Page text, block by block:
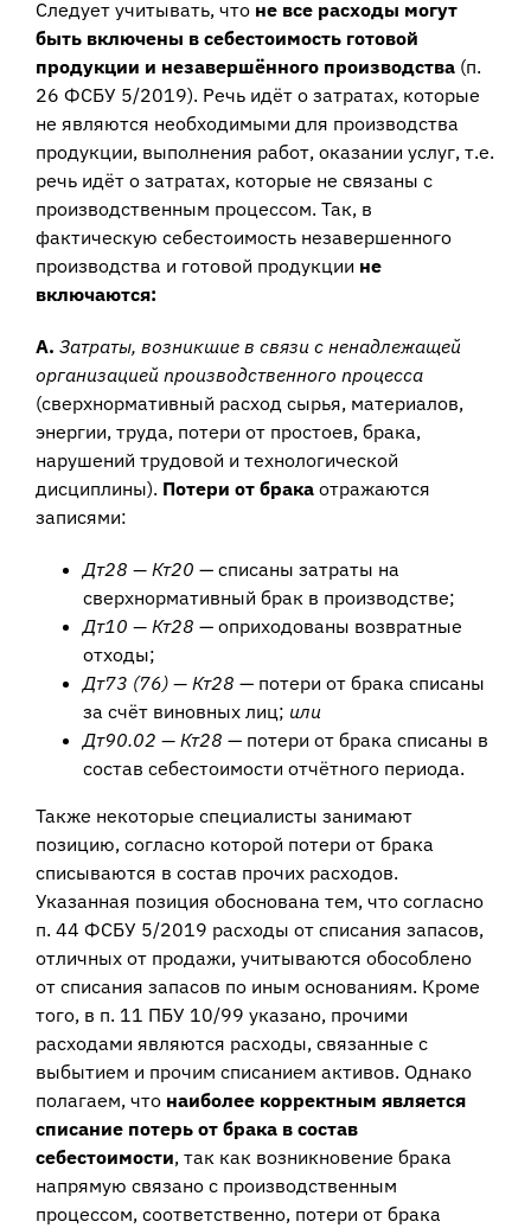
Следует учитывать, что не все расходы могут
быть включены в себестоимость готовой
продукции и незавершённого производства(п.
26 ФСБУ 5/2019). Речь идёт о затратах, которые
не являются необходимыми для производства
продукции, выполнения работ, оказании услуг, т.е.
речь идёт о затратах, которые не связаны с
производственным процессом. Так, в
фактическую себестоимость незавершенного
производства и готовой продукции не
включаются:
А. Затраты, возникшие в связи с ненадлежащей
организацией производственного процесса
(сверхнормативный расход сырья, материалов,
энергии, труда, потери от простоев, брака,
нарушений трудовой и технологической
дисциплины). Потери от бракаотражаются
записями:
Дт28 — Кт20 — списаны затраты на
сверхнормативный брак в производстве;
Дт10 — Кт28 — оприходованы возвратные
отходы;
Дт73 (76) — Кт28 — потери от брака списаны
за счёт виновных лиц; или
Дт90.02 — Кт28 — потери от брака списаны в
состав себестоимости отчётного периода.
Также некоторые специалисты занимают
позицию, согласно которой потери от брака
списываются в состав прочих расходов.
Указанная позиция обоснована тем, что согласно
п. 44 ФСБУ 5/2019 расходы от списания запасов,
отличных от продажи, учитываются обособлено
от списания запасов по иным основаниям. Кроме
того, в п. 11 ПБУ 10/99 указано, прочими
расходами являются расходы, связанные с
выбытием и прочим списанием активов. Однако
полагаем, что наиболее корректным является
списание потерь от брака в состав
себестоимости, так как возникновение брака
напрямую связано с производственным
процессом, соответственно, потери от брака